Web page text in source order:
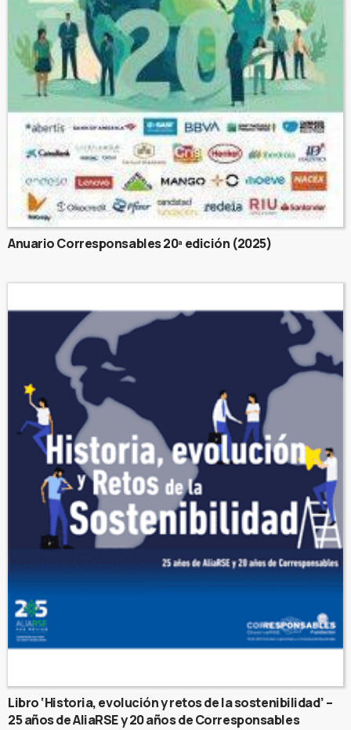
Anuario Corresponsables 20ª edición (2025)
Libro ‘Historia, evolución y retos de la sostenibilidad’ –
25 años de AliaRSE y 20 años de Corresponsables